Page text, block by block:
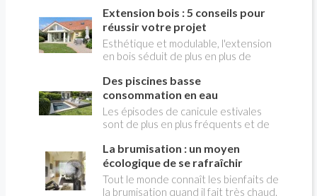
sont appliquées y sont certainement
pour beaucoup.
sur le jardin, elle peut vite devenir
étouffante l'été sans une protection
solaire adaptée. Quels types
d’ombrages installer pour profiter de
sa véranda toute l’année, sans
surchauffe ni éblouissement ? Voici un
tour d’horizon des meilleures
solutions.
Extension bois : 5 conseils pour
réussir votre projet
Esthétique et modulable, l'extension
en bois séduit de plus en plus de
confort. Un choix judicieux pour
valoriser votre habitat, à condition de
bien préparer votre projet en amont.
Voici 5 conseils pour le réussir !
Des piscines basse
consommation en eau
Les épisodes de canicule estivales
sont de plus en plus fréquents et de
températures frôlant les 40°C. Une
période pesante, durant laquelle la
piscine est une source de fraicheur
très appréciée des adultes et des
La brumisation : un moyen
écologique de se rafraîchir
Tout le monde connaît les bienfaits de
la brumisation quand il fait très chaud.